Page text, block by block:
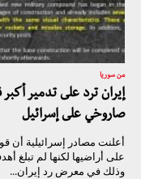
من سوريا
إيران ترد على تدمير
صاروخي على إسرائيل
أعلنت مصادر إسرائيلية أن
على أراضيها لكنها لم تبلغ
وذلك في معرض رد إيران...